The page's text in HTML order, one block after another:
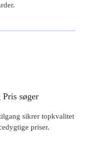
søger
sikrer topkvalitet
priser.